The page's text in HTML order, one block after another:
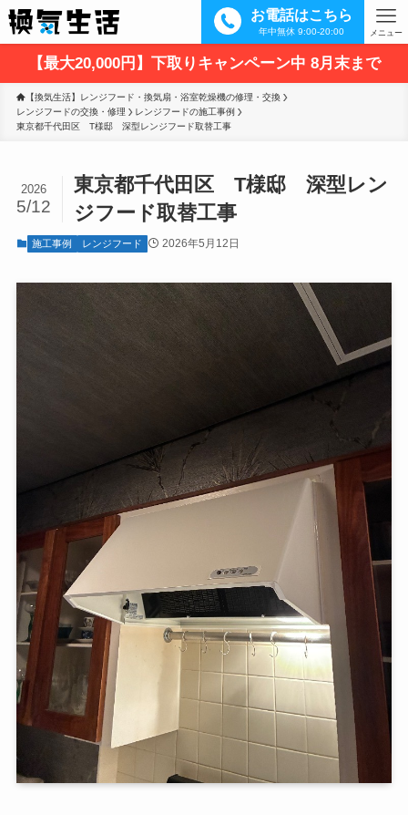
お電話はこちら
年中無休 9:00-20:00 メニュー
【最大20,000円】下取りキャンペーン中 8月末まで
【換気生活】レンジフード・換気扇・浴室乾燥機の修理・交換
レンジフードの交換・修理
レンジフードの施工事例
東京都千代田区　T様邸　深型レンジフード取替工事
東京都千代田区 T様邸 深型レン
ジフード取替工事
2026
5/12
施工事例 レンジフード 2026年5月12日